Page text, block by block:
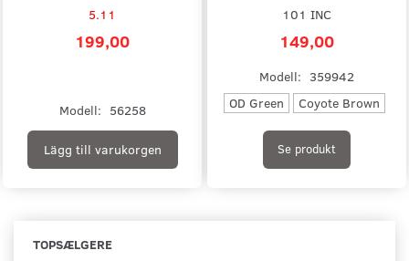
5.11
199,00
Modell: 56258
Lägg till varukorgen
101 INC
149,00
Modell: 359942
OD Green
Coyote Brown
Se produkt
TOPSÆLGERE